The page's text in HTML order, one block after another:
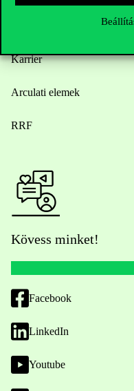
Karrier
Arculati elemek
RRF
Kövess minket!
Facebook
LinkedIn
Youtube